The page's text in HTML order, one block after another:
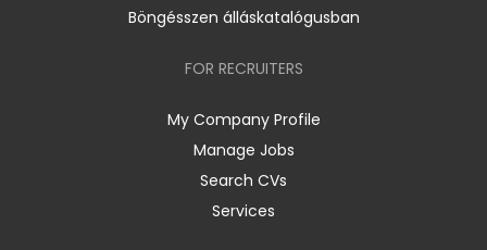
Böngésszen álláskatalógusban
FOR RECRUITERS
My Company Profile
Manage Jobs
Search CVs
Services